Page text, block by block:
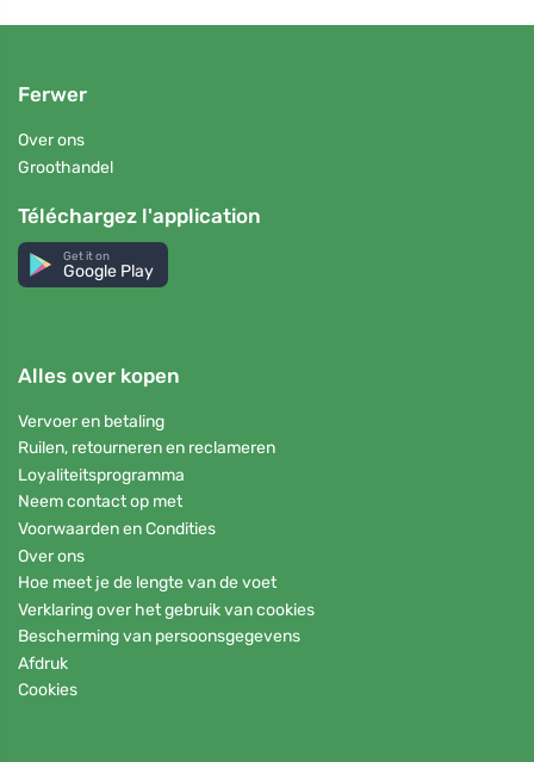
Ferwer
Over ons
Groothandel
Téléchargez l'application
Get it on
Google Play
Alles over kopen
Vervoer en betaling
Ruilen, retourneren en reclameren
Loyaliteitsprogramma
Neem contact op met
Voorwaarden en Condities
Over ons
Hoe meet je de lengte van de voet
Verklaring over het gebruik van cookies
Bescherming van persoonsgegevens
Afdruk
Cookies